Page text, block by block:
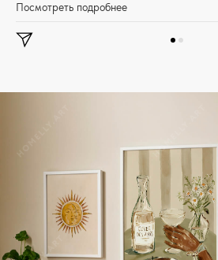
Посмотреть подробнее